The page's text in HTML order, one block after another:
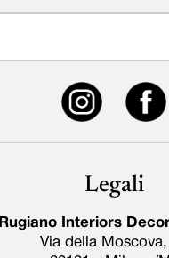
Legali
Rugiano Interiors
Via della